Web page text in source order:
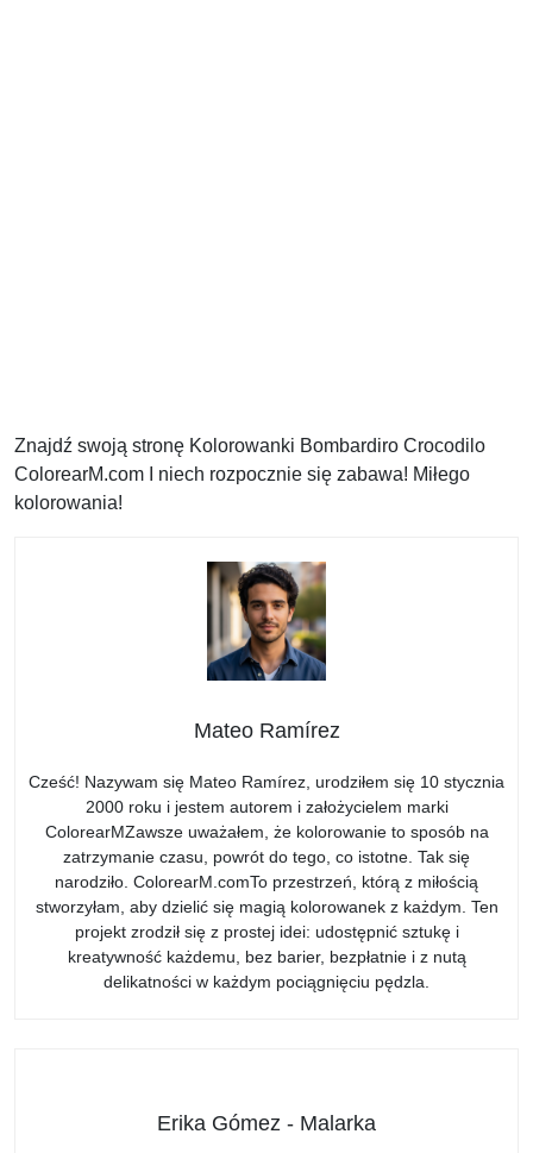
Znajdź swoją stronę Kolorowanki Bombardiro Crocodilo
ColorearM.com I niech rozpocznie się zabawa! Miłego
kolorowania!
Mateo Ramírez
Cześć! Nazywam się Mateo Ramírez, urodziłem się 10 stycznia
2000 roku i jestem autorem i założycielem marki
ColorearMZawsze uważałem, że kolorowanie to sposób na
zatrzymanie czasu, powrót do tego, co istotne. Tak się
narodziło. ColorearM.comTo przestrzeń, którą z miłością
stworzyłam, aby dzielić się magią kolorowanek z każdym. Ten
projekt zrodził się z prostej idei: udostępnić sztukę i
kreatywność każdemu, bez barier, bezpłatnie i z nutą
delikatności w każdym pociągnięciu pędzla.
Erika Gómez - Malarka